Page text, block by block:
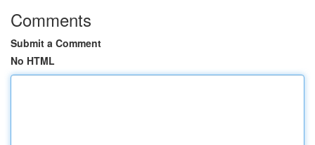
Comments
Submit a Comment
No HTML